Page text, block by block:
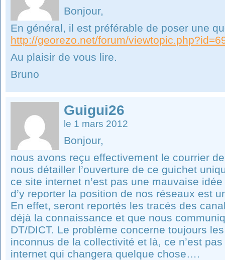
Bonjour,
En général, il est préférable de poser une
http://georezo.net/forum/
Au plaisir de vous lire.
Bruno
Guigui26
le 1 mars 2012
Bonjour,
nous avons reçu effectivement le courrier
nous détailler l’ouverture de ce guichet
ce site internet n’est pas une mauvaise
d’y reporter la position de nos réseaux est
En effet, seront reportés les tracés des
déjà la connaissance et que nous
DT/DICT. Le problème concerne toujours
inconnus de la collectivité et là, ce n’est
internet qui changera quelque chose….